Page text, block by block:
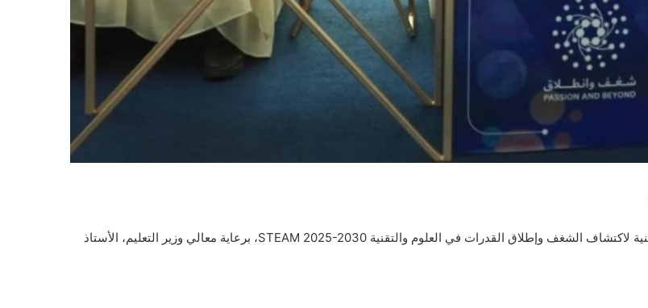
في مقر واحة الملك سلمان للعلوم بالرياض، تم اليوم تدشين المبادرة الوطنية لاكتشاف الشغف وإطلاق القدرات في العلوم والتقنية STEAM 2025-2030، برعاية معالي وزير التعليم، الأستاذ